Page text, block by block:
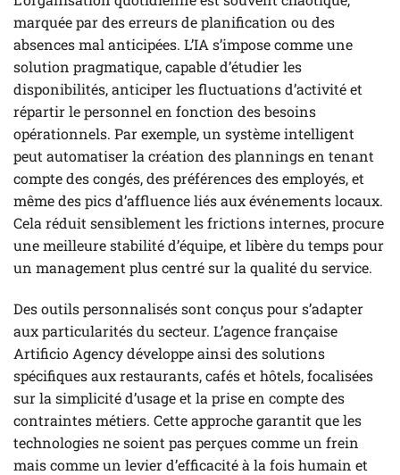
marquée par des erreurs de planification ou des
absences mal anticipées. L’IA s’impose comme une
solution pragmatique, capable d’étudier les
disponibilités, anticiper les fluctuations d’activité et
répartir le personnel en fonction des besoins
opérationnels. Par exemple, un système intelligent
peut automatiser la création des plannings en tenant
compte des congés, des préférences des employés, et
même des pics d’affluence liés aux événements locaux.
Cela réduit sensiblement les frictions internes, procure
une meilleure stabilité d’équipe, et libère du temps pour
un management plus centré sur la qualité du service.
Des outils personnalisés sont conçus pour s’adapter
aux particularités du secteur. L’agence française
Artificio Agency développe ainsi des solutions
spécifiques aux restaurants, cafés et hôtels, focalisées
sur la simplicité d’usage et la prise en compte des
contraintes métiers. Cette approche garantit que les
technologies ne soient pas perçues comme un frein
mais comme un levier d’efficacité à la fois humain et